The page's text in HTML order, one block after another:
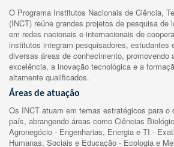
O Programa Institutos Nacionais de Ciência,
(INCT) reúne grandes projetos de pesquisa de
em redes nacionais e internacionais de
institutos integram pesquisadores, estudantes
diversas áreas de conhecimento, promovendo
excelência, a inovação tecnológica e a
altamente qualificados.
Áreas de atuação
Os INCT atuam em temas estratégicos para o
país, abrangendo áreas como Ciências
Agronegócio - Engenharias, Energia e TI -
Humanas, Sociais e Educação - Ecologia e